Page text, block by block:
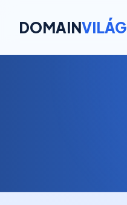
DOMAINVILÁG